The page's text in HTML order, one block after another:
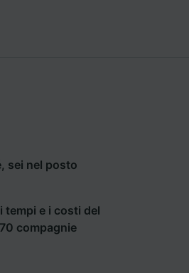
sei nel posto
tempi e i costi del
compagnie